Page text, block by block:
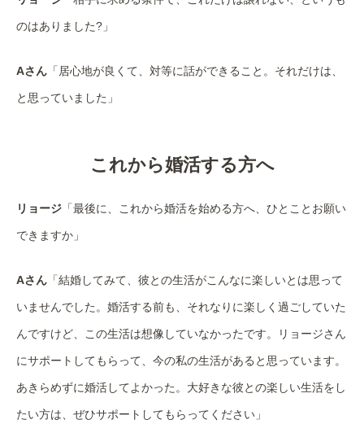
のはありました?」
Aさん 「居心地が良くて、対等に話ができること。それだけは、
と思っていました」
これから婚活する方へ
リョージ 「最後に、これから婚活を始める方へ、ひとことお願い
できますか」
Aさん 「結婚してみて、彼との生活がこんなに楽しいとは思って
いませんでした。婚活する前も、それなりに楽しく過ごしていた
んですけど、この生活は想像していなかったです。リョージさん
にサポートしてもらって、今の私の生活があると思っています。
あきらめずに婚活してよかった。大好きな彼との楽しい生活をし
たい方は、ぜひサポートしてもらってください」